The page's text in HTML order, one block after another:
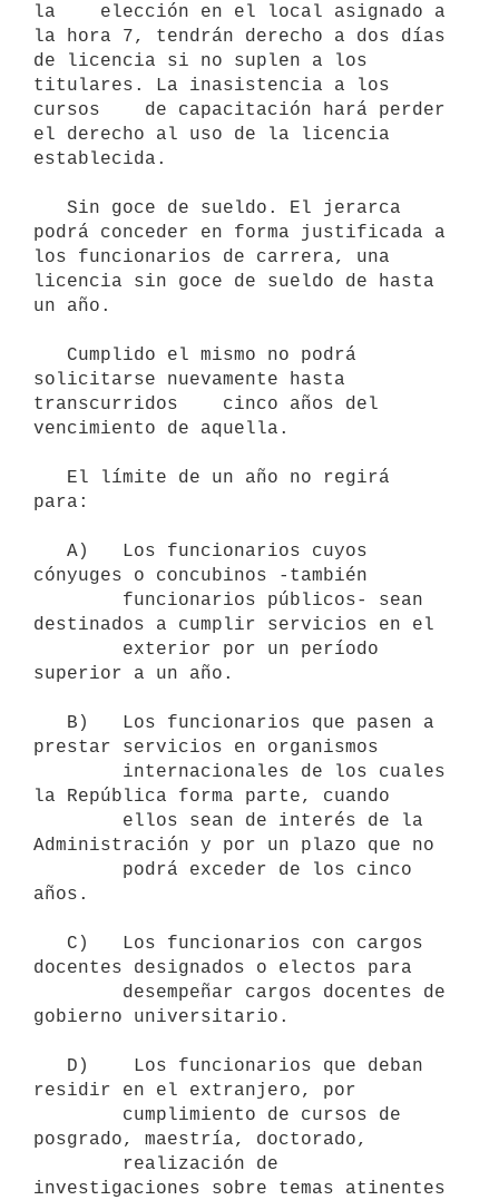
la    elección en el local asignado a
la hora 7, tendrán derecho a dos días
de licencia si no suplen a los
titulares. La inasistencia a los
cursos    de capacitación hará perder
el derecho al uso de la licencia
establecida.
podrá conceder en forma justificada a
los funcionarios de carrera, una
licencia sin goce de sueldo de hasta
un año.
solicitarse nuevamente hasta
transcurridos    cinco años del
vencimiento de aquella.
para:
cónyuges o concubinos -también
destinados a cumplir servicios en el
superior a un año.
prestar servicios en organismos
la República forma parte, cuando
Administración y por un plazo que no
años.
docentes designados o electos para
gobierno universitario.
residir en el extranjero, por
posgrado, maestría, doctorado,
investigaciones sobre temas atinentes